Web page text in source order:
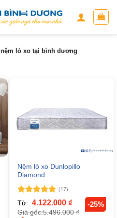
nệm lò xo tại bình dương
Nệm lò xo Dunlopillo
Diamond
Được xếp
hạng5
5
sao
(17)
Từ: 4.122.000 ₫
Giá gốc:5.496.000₫
-25%